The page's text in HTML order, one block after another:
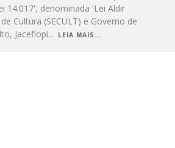
14.017', denominada 'Lei Aldir
Cultura (SECULT) e Governo de
Jaceflopi... LEIA MAIS...